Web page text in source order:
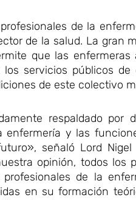
de la
de la salud. La gran
que las
servicios públicos
de este colectivo
respaldado
y las
señaló Lord Nigel
opinión, todos los
de la
en su formación